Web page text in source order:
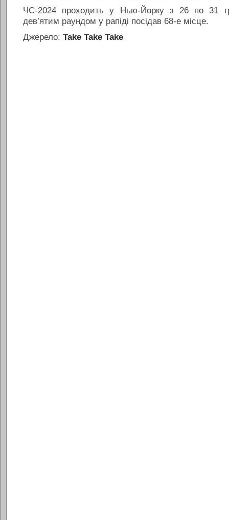
ЧС-2024 проходить у Нью-Йорку з 26 по 31
дев’ятим раундом у рапіді посідав 68-е місце.
Джерело: Take Take Take